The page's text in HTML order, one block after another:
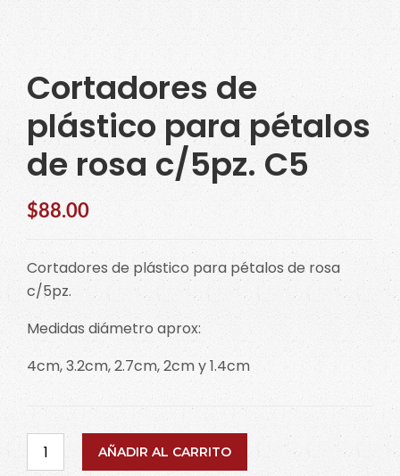
Cortadores de
plástico para pétalos
de rosa c/5pz. C5
$88.00
Cortadores de plástico para pétalos de rosa
c/5pz.
Medidas diámetro aprox:
4cm, 3.2cm, 2.7cm, 2cm y 1.4cm
Cortadores
de
AÑADIR AL CARRITO